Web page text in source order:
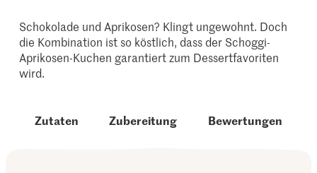
Schokolade und Aprikosen? Klingt ungewohnt. Doch
die Kombination ist so köstlich, dass der Schoggi-
Aprikosen-Kuchen garantiert zum Dessertfavoriten
wird.
Zutaten Zubereitung Bewertungen